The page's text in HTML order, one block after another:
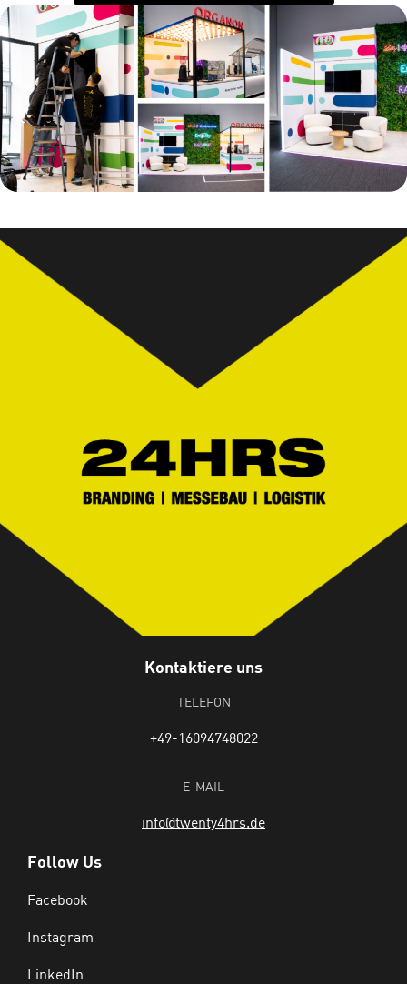
Kontaktiere uns
TELEFON
+49-16094748022
E-MAIL
info@twenty4hrs.de
Follow Us
Facebook
Instagram
LinkedIn